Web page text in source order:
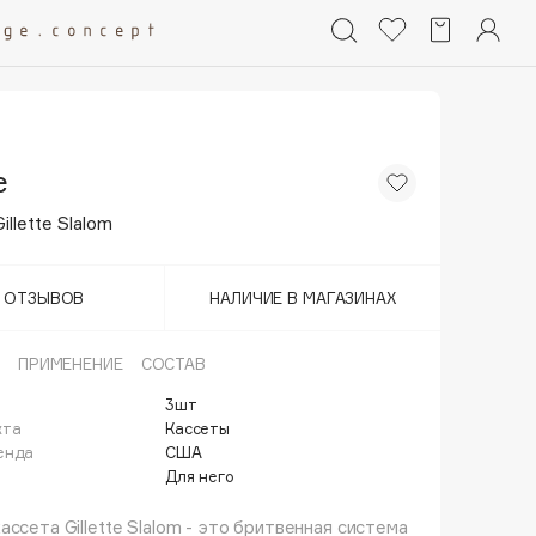
Slalom
ОТЗЫВОВ НАЛИЧИЕ В МАГАЗИНАХ
ПРИМЕНЕНИЕ СОСТАВ
3шт
Кассеты
США
Для него
Gillette Slalom - это бритвенная система